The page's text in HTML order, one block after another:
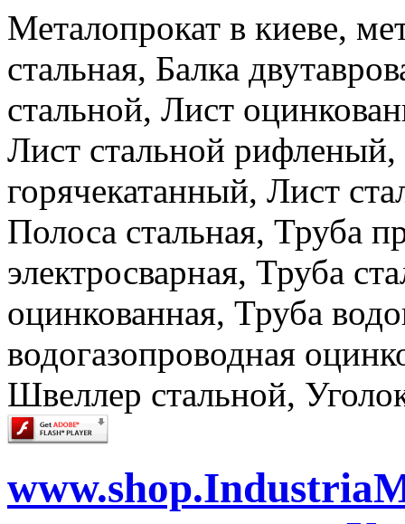
Металопрокат в киеве,
стальная, Балка
стальной, Лист
Лист стальной рифленый,
горячекатанный, Лист
Полоса стальная, Труба
электросварная, Труба
оцинкованная, Труба
водогазопроводная
Швеллер стальной,